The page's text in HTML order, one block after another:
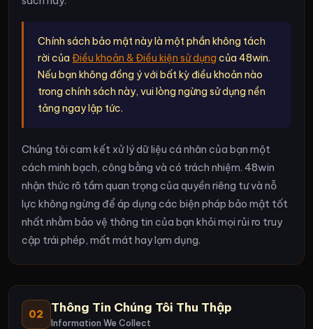
Chính sách bảo mật này là một phần không tách
rời củaĐiều khoản & Điều kiện sử dụng của 48win.
Nếu bạn không đồng ý với bất kỳ điều khoản nào
trong chính sách này, vui lòng ngừng sử dụng nền
tảng ngay lập tức.
Chúng tôi cam kết xử lý dữ liệu cá nhân của bạn một
cách minh bạch, công bằng và có trách nhiệm. 48win
nhận thức rõ tầm quan trọng của quyền riêng tư và nỗ
lực không ngừng để áp dụng các biện pháp bảo mật tốt
nhất nhằm bảo vệ thông tin của bạn khỏi mọi rủi ro truy
cập trái phép, mất mát hay lạm dụng.
02 Thông Tin Chúng Tôi Thu Thập
Information We Collect